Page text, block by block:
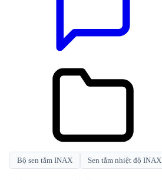
Bộ sen tắm INAX Sen tắm nhiệt độ INAX